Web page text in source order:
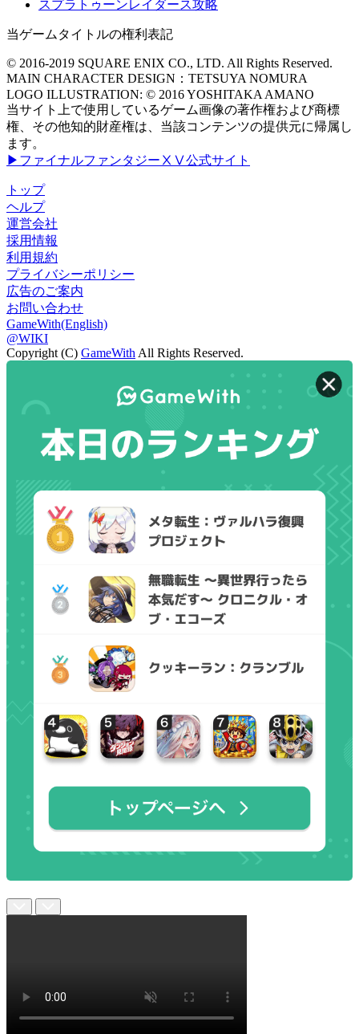
スプラトゥーンレイダース攻略
当ゲームタイトルの権利表記
© 2016-2019 SQUARE ENIX CO., LTD. All Rights Reserved.
MAIN CHARACTER DESIGN：TETSUYA NOMURA
LOGO ILLUSTRATION: © 2016 YOSHITAKA AMANO
当サイト上で使用しているゲーム画像の著作権および商標
権、その他知的財産権は、当該コンテンツの提供元に帰属し
ます。
▶ファイナルファンタジーⅩⅤ公式サイト
トップ
ヘルプ
運営会社
採用情報
利用規約
プライバシーポリシー
広告のご案内
お問い合わせ
GameWith(English)
@WIKI
Copyright (C) GameWith All Rights Reserved.